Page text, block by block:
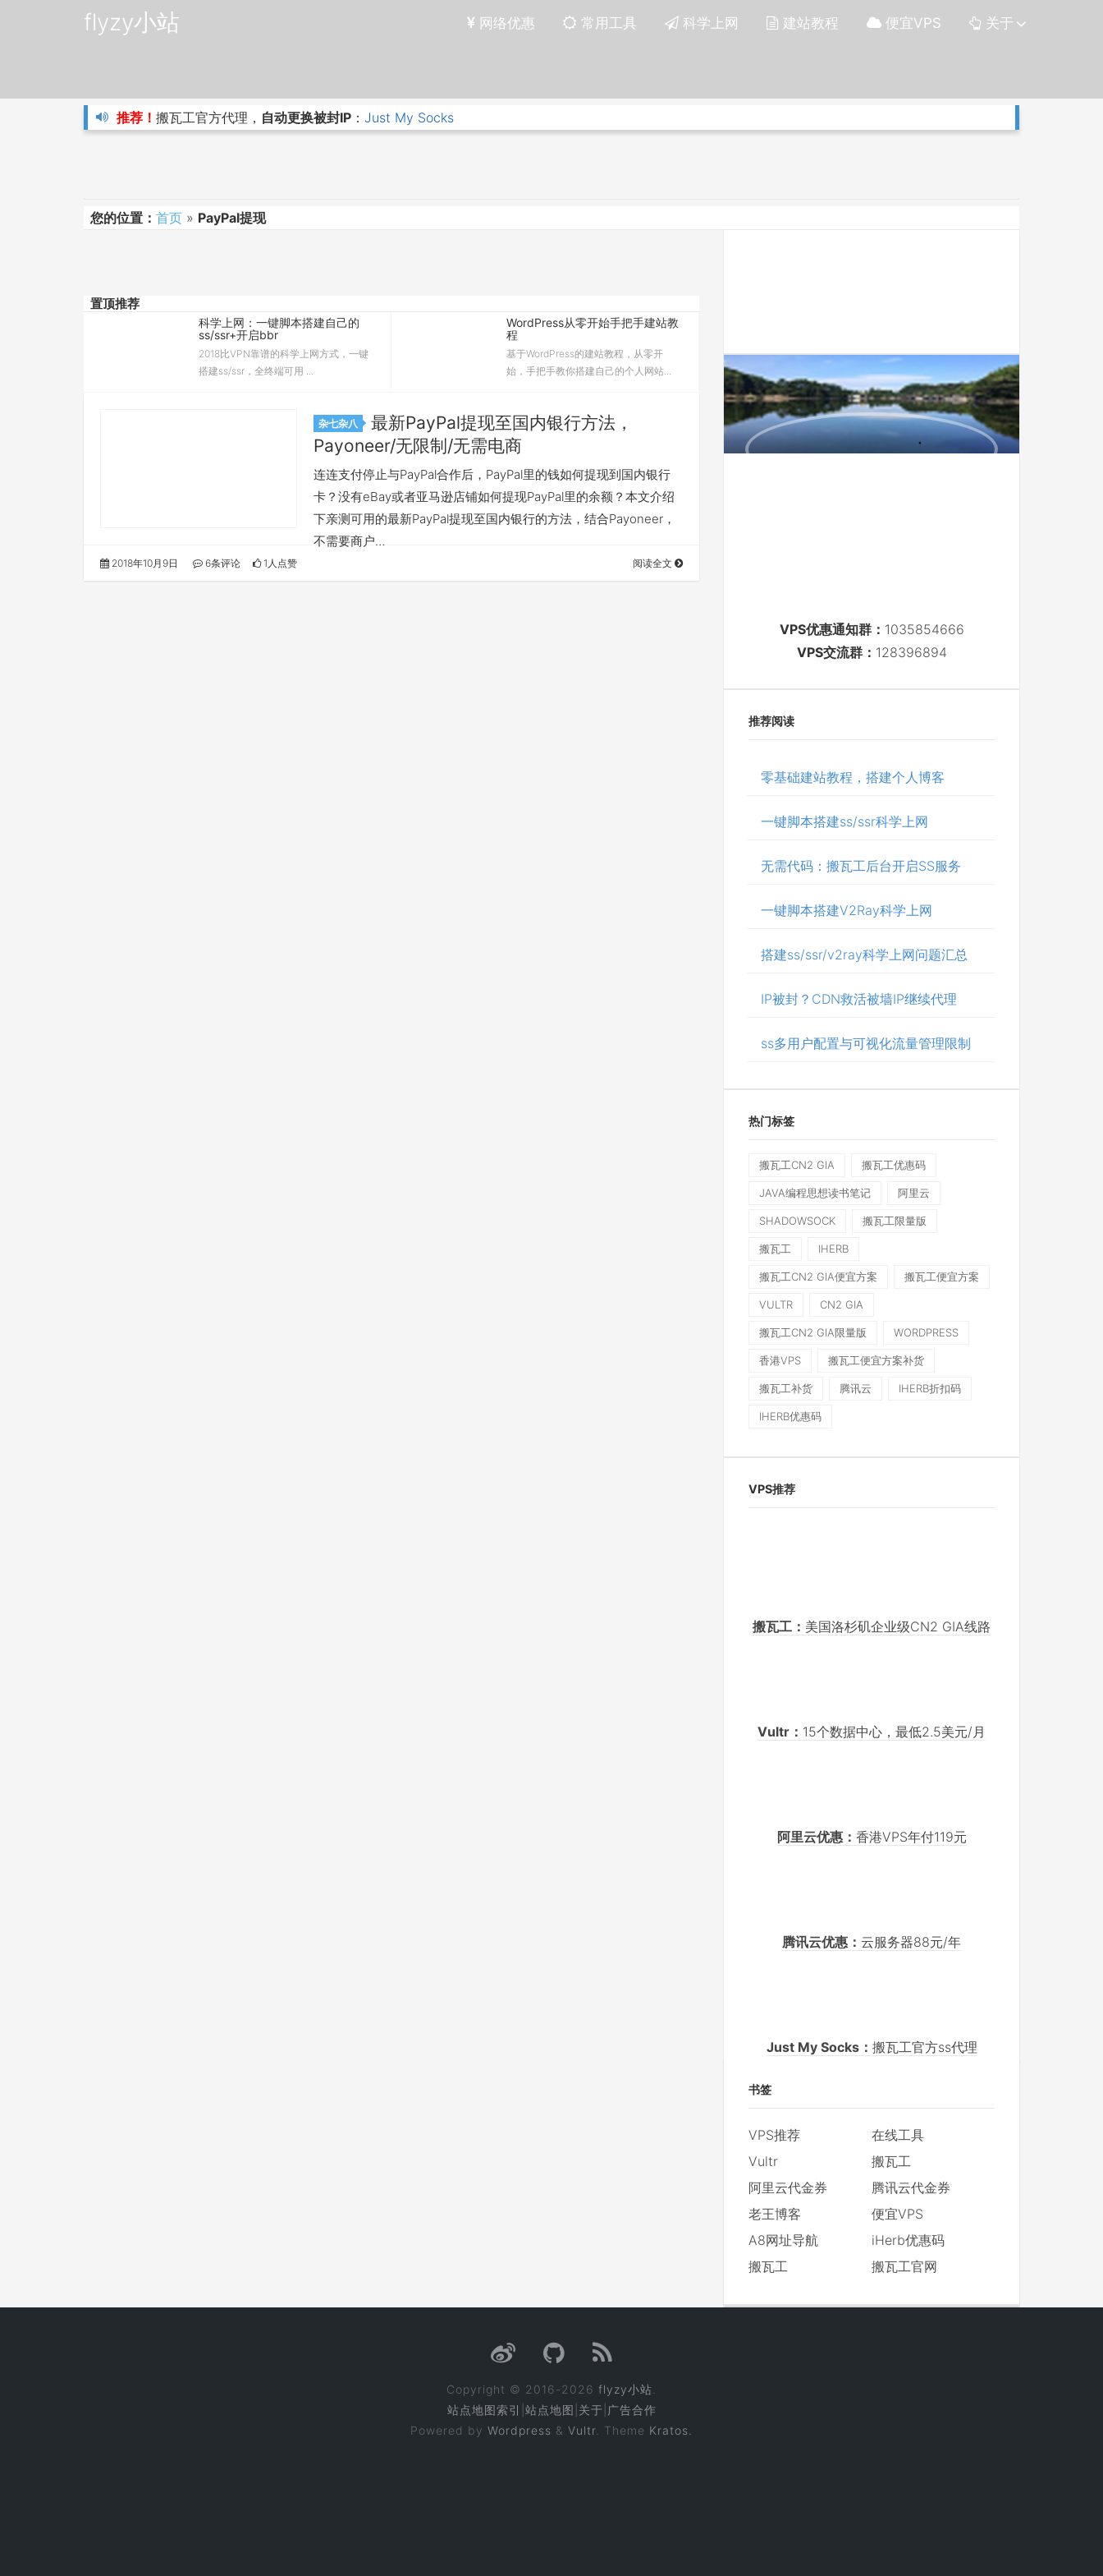
flyzy小站 网络优惠 常用工具 科学上网 建站教程 便宜VPS 关于
推荐！ 搬瓦工官方代理， 自动更换被封IP ： Just My Socks
您的位置： 首页 » PayPal提现
置顶推荐
科学上网：一键脚本搭建自己的
ss/ssr+开启bbr
2018比VPN靠谱的科学上网方式，一键
搭建ss/ssr，全终端可用 ...
WordPress从零开始手把手建站教
程
基于WordPress的建站教程，从零开
始，手把手教你搭建自己的个人网站...
杂七杂八
最新PayPal提现至国内银行方法，
Payoneer/无限制/无需电商
连连支付停止与PayPal合作后，PayPal里的钱如何提现到国内银行
卡？没有eBay或者亚马逊店铺如何提现PayPal里的余额？本文介绍
下亲测可用的最新PayPal提现至国内银行的方法，结合Payoneer，
不需要商户…
2018年10月9日 6条评论 1人点赞 阅读全文
VPS优惠通知群： 1035854666
VPS交流群： 128396894
推荐阅读
零基础建站教程，搭建个人博客
一键脚本搭建ss/ssr科学上网
无需代码：搬瓦工后台开启SS服务
一键脚本搭建V2Ray科学上网
搭建ss/ssr/v2ray科学上网问题汇总
IP被封？CDN救活被墙IP继续代理
ss多用户配置与可视化流量管理限制
热门标签
搬瓦工CN2 GIA 搬瓦工优惠码
JAVA编程思想读书笔记 阿里云
SHADOWSOCK 搬瓦工限量版
搬瓦工 IHERB
搬瓦工CN2 GIA便宜方案 搬瓦工便宜方案
VULTR CN2 GIA
搬瓦工CN2 GIA限量版 WORDPRESS
香港VPS 搬瓦工便宜方案补货
搬瓦工补货 腾讯云 IHERB折扣码
IHERB优惠码
VPS推荐
搬瓦工： 美国洛杉矶企业级CN2 GIA线路
Vultr： 15个数据中心，最低2.5美元/月
阿里云优惠： 香港VPS年付119元
腾讯云优惠： 云服务器88元/年
Just My Socks： 搬瓦工官方ss代理
书签
VPS推荐
在线工具
Vultr
搬瓦工
阿里云代金券
腾讯云代金券
老王博客
便宜VPS
A8网址导航
iHerb优惠码
搬瓦工
搬瓦工官网
Copyright © 2016-2026 flyzy小站
站点地图索引 站点地图 关于 广告合作
Powered by Wordpress & Vultr . Theme Kratos.